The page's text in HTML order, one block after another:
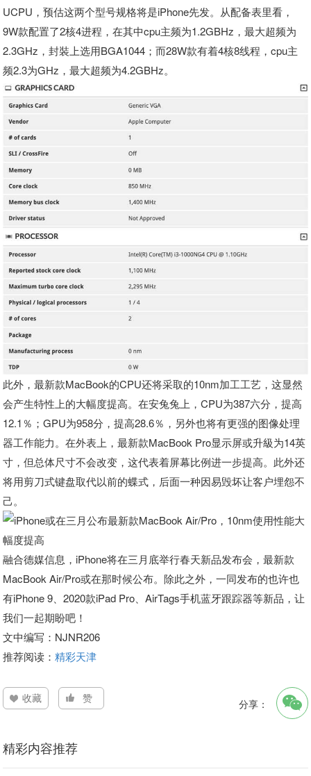
UCPU，预估这两个型号规格将是iPhone先发。从配备表里看，
9W款配置了2核4进程，在其中cpu主频为1.2GBHz，最大超频为
2.3GHz，封裝上选用BGA1044；而28W款有着4核8线程，cpu主
频2.3为GHz，最大超频为4.2GBHz。
此外，最新款MacBook的CPU还将采取的10nm加工工艺，这显然
会产生特性上的大幅度提高。在安兔兔上，CPU为387六分，提高
12.1％；GPU为958分，提高28.6％，另外也将有更强的图像处理
器工作能力。在外表上，最新款MacBook Pro显示屏或升級为14英
寸，但总体尺寸不会改变，这代表着屏幕比例进一步提高。此外还
将用剪刀式键盘取代以前的蝶式，后面一种因易毁坏让客户埋怨不
己。
融合德媒信息，iPhone将在三月底举行春天新品发布会，最新款
MacBook Air/Pro或在那时候公布。除此之外，一同发布的也许也
有iPhone 9、2020款iPad Pro、AirTags手机蓝牙跟踪器等新品，让
我们一起期盼吧！
文中编写：NJNR206
推荐阅读：精彩天津
收藏 赞 分享：
精彩内容推荐